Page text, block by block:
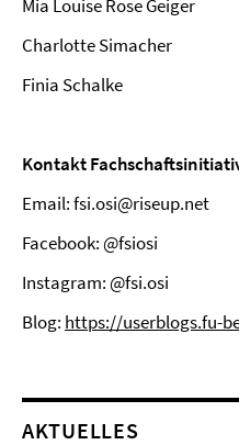
Mia Louise Rose Geiger
Charlotte Simacher
Finia Schalke
Kontakt
Email: fsi.osi@riseup.net
Facebook: @fsiosi
Instagram: @fsi.osi
Blog: https://userblogs.fu-
AKTUELLES